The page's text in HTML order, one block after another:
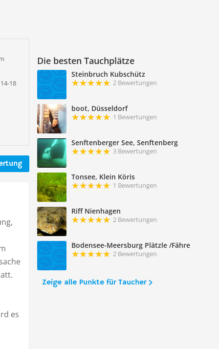
Die besten Tauchplätze
Steinbruch Kubschütz
2 Bewertungen
boot, Düsseldorf
1 Bewertungen
Senftenberger See, Senftenberg
3 Bewertungen
Tonsee, Klein Köris
1 Bewertungen
Riff Nienhagen
2 Bewertungen
Bodensee-Meersburg Plätzle /Fähre
2 Bewertungen
Zeige alle Punkte für Taucher
18
es